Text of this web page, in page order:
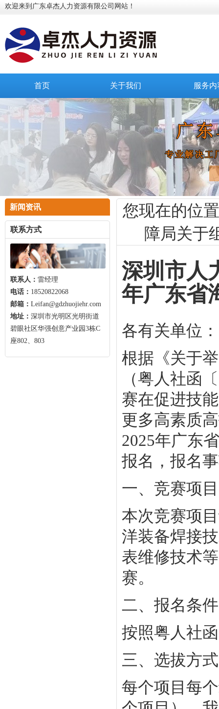
欢迎来到广东卓杰人力资源有限公司网站！
首页 关于我们 服务内
新闻资讯
联系方式
联系人： 雷经理
电话： 18520822068
邮箱： Leifan@gdzhuojiehr.com
地址： 深圳市光明区光明街道
碧眼社区华强创意产业园3栋C
座802、803
您现在的位
障局关于
深圳市人
年广东省
各有关单位：
根据《关于
（粤人社函
赛在促进技
更多高素质
2025年广东
报名，报名
一、竞赛项目
本次竞赛项
洋装备焊接
表维修技术
赛。
二、报名条件
按照粤人社
三、选拔方式
每个项目每